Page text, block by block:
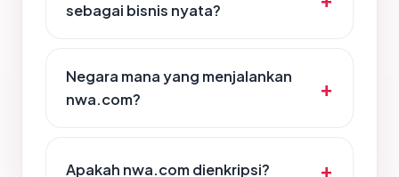
sebagai bisnis nyata?
Negara mana yang menjalankan
nwa.com?
Apakah nwa.com dienkripsi?